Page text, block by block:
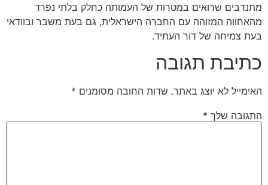
מתנדבים שרואים במטרות של העמותה כחלק בלתי נפרד
מהאחווה המזוהה עם החברה הישראלית, גם בעת משבר ובוודאי
בעת צמיחה של דור העתיד.
כתיבת תגובה
האימייל לא יוצג באתר. שדות החובה מסומנים *
התגובה שלך *